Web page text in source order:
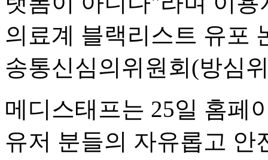
의료계 블랙리스트 유포
송통신심의위원회(방심
메디스태프는 25일 홈페
유저 분들의 자유롭고 안